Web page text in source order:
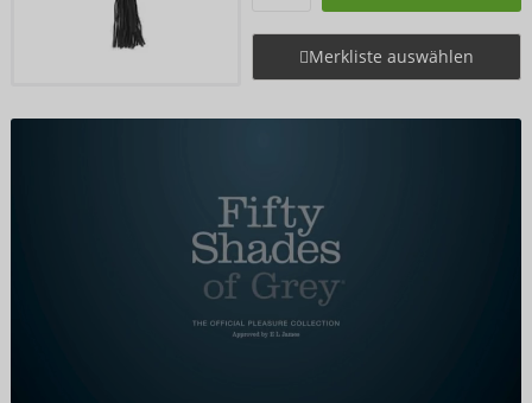
Merkliste auswählen